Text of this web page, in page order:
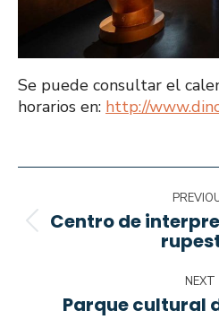
Se puede consultar el
horarios en: http://
Navegación
entre
Centro de
NEXT
Parque cultural